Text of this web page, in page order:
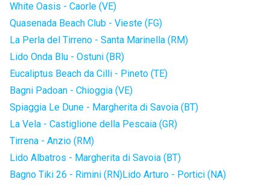
White Oasis - Caorle (VE)
Quasenada Beach Club - Vieste (FG)
La Perla del Tirreno - Santa Marinella (RM)
Lido Onda Blu - Ostuni (BR)
Eucaliptus Beach da Cilli - Pineto (TE)
Bagni Padoan - Chioggia (VE)
Spiaggia Le Dune - Margherita di Savoia (BT)
La Vela - Castiglione della Pescaia (GR)
Tirrena - Anzio (RM)
Lido Albatros - Margherita di Savoia (BT)
Bagno Tiki 26 - Rimini (RN)Lido Arturo - Portici (NA)